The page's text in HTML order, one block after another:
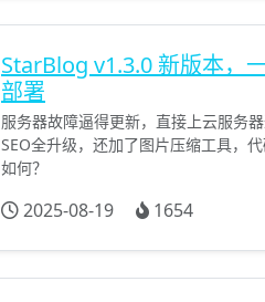
StarBlog v1.3.0 新版本，
部署
服务器故障逼得更新，直接上云服务
SEO全升级，还加了图片压缩工具，
如何？
2025-08-19 1654